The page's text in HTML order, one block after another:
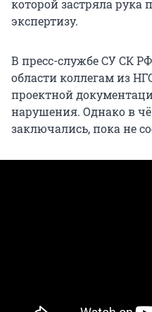
которой застряла рука
экспертизу.
В пресс-службе СУ СК
области коллегам из
проектной
нарушения. Однако в
заключались, пока не